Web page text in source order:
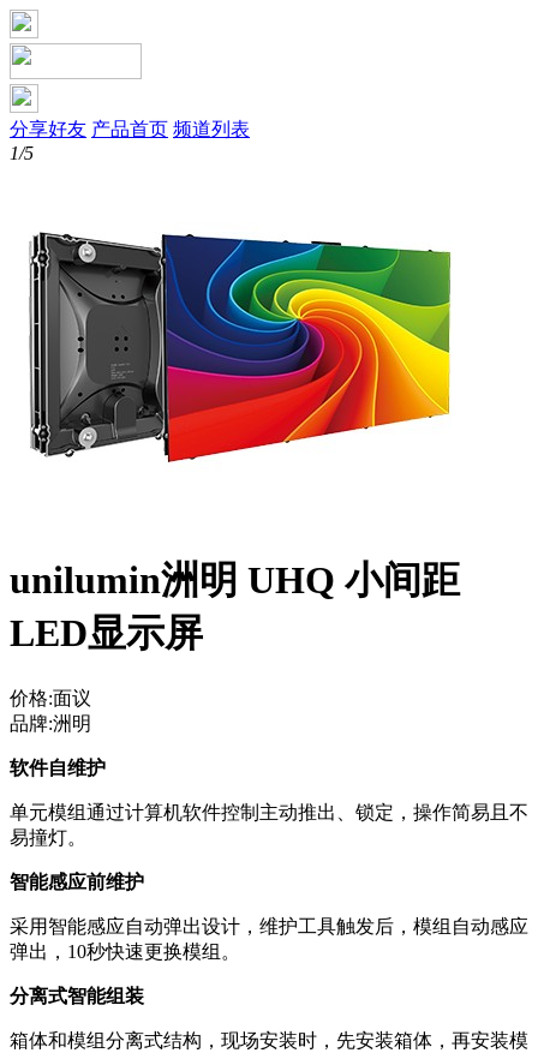
分享好友 产品首页 频道列表
1/5
unilumin洲明 UHQ 小间距
LED显示屏
价格:面议
品牌:洲明
软件自维护
单元模组通过计算机软件控制主动推出、锁定，操作简易且不
易撞灯。
智能感应前维护
采用智能感应自动弹出设计，维护工具触发后，模组自动感应
弹出，10秒快速更换模组。
分离式智能组装
箱体和模组分离式结构，现场安装时，先安装箱体，再安装模